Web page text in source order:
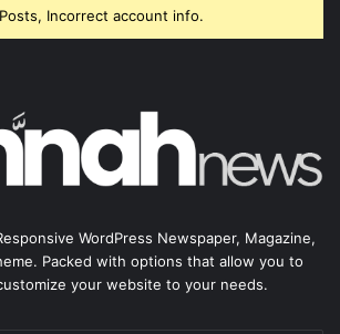
Incorrect account info.
WordPress Newspaper, Magazine,
Packed with options that allow you to
your website to your needs.